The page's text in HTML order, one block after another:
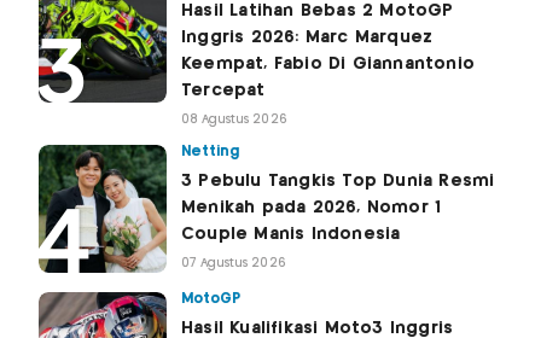
Hasil Latihan Bebas 2 MotoGP
Inggris 2026: Marc Marquez
Keempat, Fabio Di Giannantonio
Tercepat
08 Agustus 2026
Netting
3 Pebulu Tangkis Top Dunia Resmi
Menikah pada 2026, Nomor 1
Couple Manis Indonesia
07 Agustus 2026
MotoGP
Hasil Kualifikasi Moto3 Inggris